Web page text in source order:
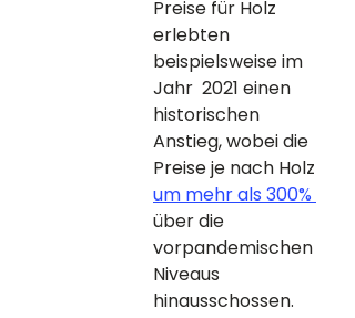
Preise für Holz
erlebten
beispielsweise im
Jahr  2021 einen
historischen
Anstieg, wobei die
Preise je nach Holz
um mehr als 300%
über die
vorpandemischen
Niveaus
hinausschossen.